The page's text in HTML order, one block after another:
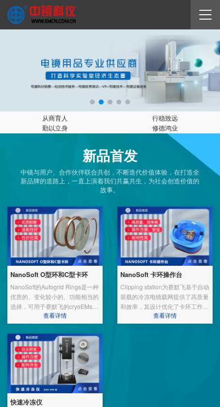
从商育人
行稳致远
勤以立身
修德鸿业
新品首发
中镜与用户、合作伙伴联合共创，不断迭代价值体验，在打造全
新品牌的道路上，一直上演着我们共赢共生，为社会创造价值的
故事。
NanoSoft O型环和C型卡环
NanoSoft的Autogrid Rings是一种
优质的、变化较小的、功能相当的
选择，可用于赛默飞的cryoEMs和
自动装填系统。采用尖端技术制
造，可降低载网的变形。高质量的
卡环与赛默飞TFS版本的同款产品
相兼容。
查看详情
NanoSoft 卡环操作台
Clipping station为赛默飞基于自动
装载的冷冻电镜载网提供了高质量
和效率，其设计优化了卡环工作流
程。高质量的泡沫杜瓦瓶将载网盒
存储托盘放置在clipping station旁
查看详情
快速冷冻仪